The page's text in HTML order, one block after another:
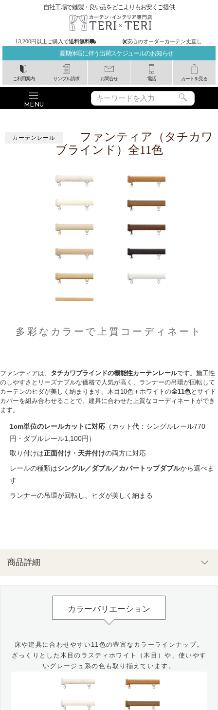
夏期休暇に伴う出荷スケジュールのお知らせ
ご利用案内 サンプル請求 お問合せ 電話 カートを見る
自社工場で縫製・良い品をどこよりもお安くご提供
13,200円以上ご購入で送料無料 安心のオーダーカーテン丈直し
多彩なカラーで上質コーディネート
カーテンレール
ファンティア（タチカワ
ブラインド）全11色
ファンティアは、 タチカワブラインドの機能性カーテンレールです。施工性
のしやすさとリーズナブルな価格で人気が高く、ランナーの吊環が回転して
カーテンのヒダが美しく納まります。木目10色＋ホワイトの全11色とサイド
カバーを組み合わせることで、建具に合わせた上質なコーディネートができ
ます。
1cm単位のレールカットに対応（カット代：シングルレール770
円・ダブルレール1,100円）
取り付けは正面付け・天井付けの両方に対応
レールの種類はシングル／ダブル／カバートップダブルから選べま
す
ランナーの吊環が回転し、ヒダが美しく納まる
商品詳細
カラーバリエーション
床や建具に合わせやすい11色の豊富なカラーラインナップ。
ざっくりとした木目のラスティホワイト（木目）や、使いやす
いグレージュ系の色も取り揃えています。